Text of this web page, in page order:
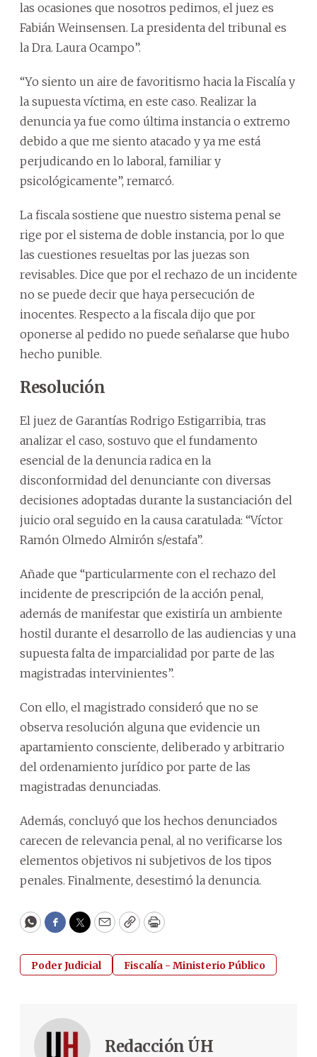
las ocasiones que nosotros pedimos, el juez es
Fabián Weinsensen. La presidenta del tribunal es
la Dra. Laura Ocampo”.
“Yo siento un aire de favoritismo hacia la Fiscalía y
la supuesta víctima, en este caso. Realizar la
denuncia ya fue como última instancia o extremo
debido a que me siento atacado y ya me está
perjudicando en lo laboral, familiar y
psicológicamente”, remarcó.
La fiscala sostiene que nuestro sistema penal se
rige por el sistema de doble instancia, por lo que
las cuestiones resueltas por las juezas son
revisables. Dice que por el rechazo de un incidente
no se puede decir que haya persecución de
inocentes. Respecto a la fiscala dijo que por
oponerse al pedido no puede señalarse que hubo
hecho punible.
Resolución
El juez de Garantías Rodrigo Estigarribia, tras
analizar el caso, sostuvo que el fundamento
esencial de la denuncia radica en la
disconformidad del denunciante con diversas
decisiones adoptadas durante la sustanciación del
juicio oral seguido en la causa caratulada: “Víctor
Ramón Olmedo Almirón s/estafa”.
Añade que “particularmente con el rechazo del
incidente de prescripción de la acción penal,
además de manifestar que existiría un ambiente
hostil durante el desarrollo de las audiencias y una
supuesta falta de imparcialidad por parte de las
magistradas intervinientes”.
Con ello, el magistrado consideró que no se
observa resolución alguna que evidencie un
apartamiento consciente, deliberado y arbitrario
del ordenamiento jurídico por parte de las
magistradas denunciadas.
Además, concluyó que los hechos denunciados
carecen de relevancia penal, al no verificarse los
elementos objetivos ni subjetivos de los tipos
penales. Finalmente, desestimó la denuncia.
WhatsApp
Facebook
Twitter
EmailCopyPrint
Poder Judicial Fiscalía - Ministerio Público
Redacción ÚH